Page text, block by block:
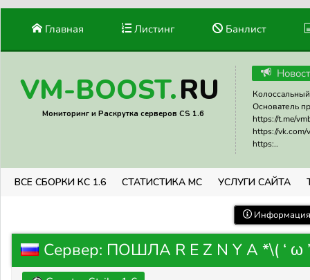
Главная Листинг Банлист
VM-BOOST.RU
Мониторинг и Раскрутка серверов CS 1.6
Основатель
https://t.me/
https://vk.com/
https:..
ВСЕ СБОРКИ КС 1.6 СТАТИСТИКА МС УСЛУГИ САЙТА
Сервер: ПОШЛА R E Z N Y A *\( ‘ ω